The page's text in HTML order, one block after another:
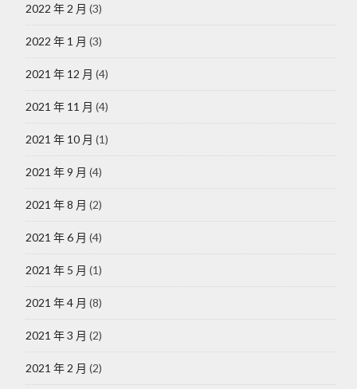
2022 年 2 月 (3)
2022 年 1 月 (3)
2021 年 12 月 (4)
2021 年 11 月 (4)
2021 年 10 月 (1)
2021 年 9 月 (4)
2021 年 8 月 (2)
2021 年 6 月 (4)
2021 年 5 月 (1)
2021 年 4 月 (8)
2021 年 3 月 (2)
2021 年 2 月 (2)